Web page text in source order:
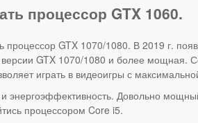
процессор GTX 1060.
GTX 1070/1080. В 2019 г.
GTX 1070/1080 и более мощная.
играть в видеоигры с
энергоэффективность. Довольно
процессором Core i5.